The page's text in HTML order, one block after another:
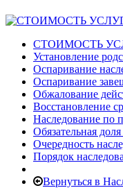
СТОИМОСТЬ
Установление
Оспаривание
Оспаривание
Обжалование
Восстановление
Наследование по
Обязательная
Очередность
Порядок
Вернуться в